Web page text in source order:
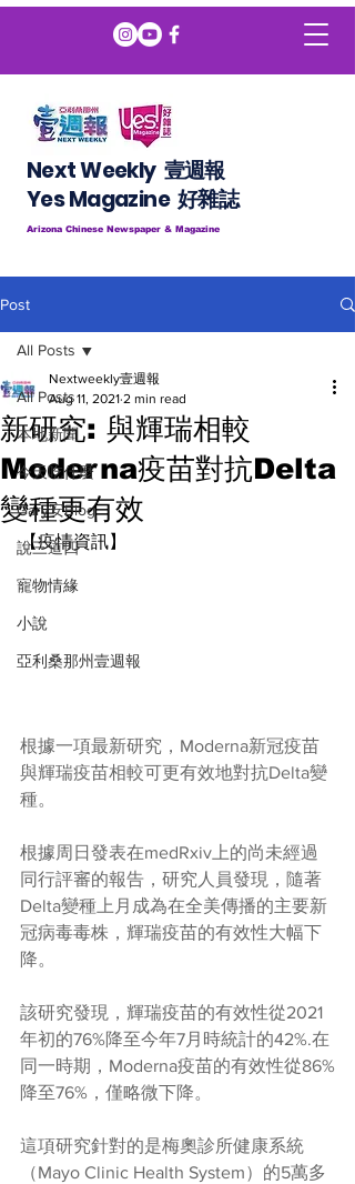
Next Weekly 壹週報
​​Yes Magazine 好雜誌
Arizona Chinese Newspaper & Magazine
Post
All Posts
本地新聞
今天吃什麼
Gary安Blog
說三道四
寵物情緣
小說
亞利桑那州壹週報
All Posts
新研究: 與輝瑞相較
Moderna疫苗對抗Delta
變種更有效
Nextweekly壹週報
Aug 11, 2021 2 min read
【疫情資訊】
根據一項最新研究，Moderna新冠疫苗
與輝瑞疫苗相較可更有效地對抗Delta變
種。
根據周日發表在medRxiv上的尚未經過
同行評審的報告，研究人員發現，隨著
Delta變種上月成為在全美傳播的主要新
冠病毒毒株，輝瑞疫苗的有效性大幅下
降。
該研究發現，輝瑞疫苗的有效性從2021
年初的76%降至今年7月時統計的42%.在
同一時期，Moderna疫苗的有效性從86%
降至76%，僅略微下降。
這項研究針對的是梅奧診所健康系統
（Mayo Clinic Health System）的5萬多